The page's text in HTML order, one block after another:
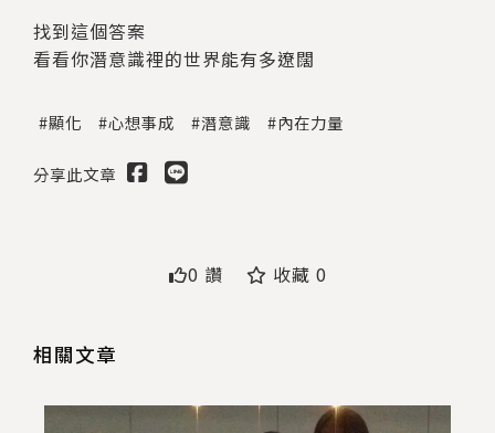
找到這個答案
看看你潛意識裡的世界能有多遼闊
顯化 心想事成 潛意識 內在力量
分享此文章
0 讚 收藏 0
相關文章